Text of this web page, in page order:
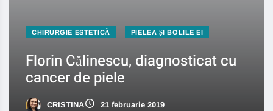
CHIRURGIE ESTETICĂ PIELEA ȘI BOLILE EI
Florin Călinescu, diagnosticat cu
cancer de piele
CRISTINA 21 februarie 2019